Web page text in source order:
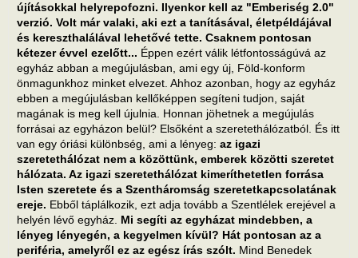
újításokkal helyrepofozni. Ilyenkor kell az "Emberiség 2.0"
verzió. Volt már valaki, aki ezt a tanításával, életpéldájával
és kereszthalálával lehetővé tette. Csaknem pontosan
kétezer évvel ezelőtt... Éppen ezért válik létfontosságúvá az
egyház abban a megújulásban, ami egy új, Föld-konform
önmagunkhoz minket elvezet. Ahhoz azonban, hogy az egyház
ebben a megújulásban kellőképpen segíteni tudjon, saját
magának is meg kell újulnia. Honnan jöhetnek a megújulás
forrásai az egyházon belül? Elsőként a szeretethálózatból. És itt
van egy óriási különbség, ami a lényeg: az igazi
szeretethálózat nem a közöttünk, emberek közötti szeretet
hálózata. Az igazi szeretethálózat kimeríthetetlen forrása
Isten szeretete és a Szentháromság szeretetkapcsolatának
ereje. Ebből táplálkozik, ezt adja tovább a Szentlélek erejével a
helyén lévő egyház. Mi segíti az egyházat mindebben, a
lényeg lényegén, a kegyelmen kívül? Hát pontosan az a
periféria, amelyről ez az egész írás szólt. Mind Benedek